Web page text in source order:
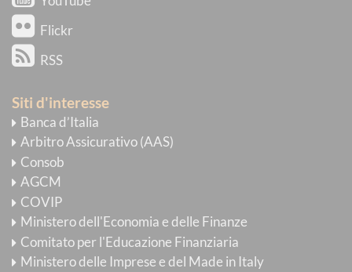
Flickr
RSS
Siti d'interesse
Banca d’Italia
Arbitro Assicurativo (AAS)
Consob
AGCM
COVIP
Ministero dell'Economia e delle Finanze
Comitato per l'Educazione Finanziaria
Ministero delle Imprese e del Made in Italy